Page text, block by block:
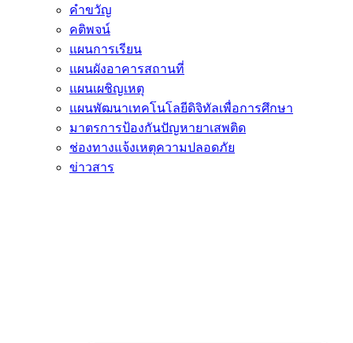
คำขวัญ
คติพจน์
แผนการเรียน
แผนผังอาคารสถานที่
แผนเผชิญเหตุ
แผนพัฒนาเทคโนโลยีดิจิทัลเพื่อการศึกษา
มาตรการป้องกันปัญหายาเสพติด
ช่องทางแจ้งเหตุความปลอดภัย
ข่าวสาร